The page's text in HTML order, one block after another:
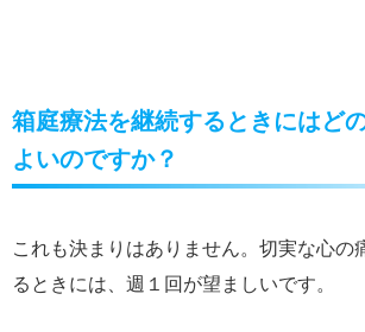
箱庭療法を継続するときにはど
よいのですか？
これも決まりはありません。切実な心の
るときには、週１回が望ましいです。